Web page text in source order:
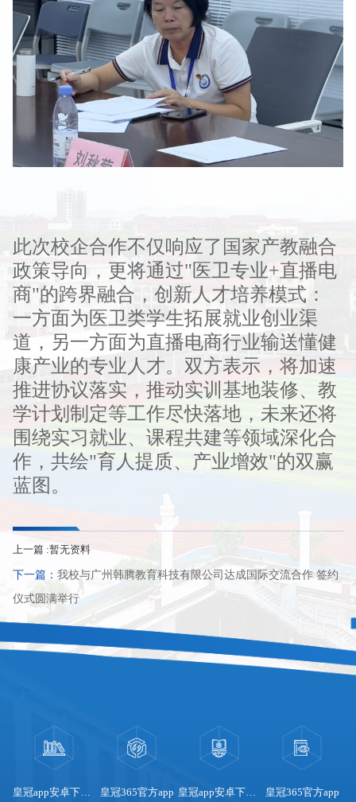
此次校企合作不仅响应了国家产教融合
政策导向，更将通过"医卫专业+直播电
商"的跨界融合，创新人才培养模式：
一方面为医卫类学生拓展就业创业渠
道，另一方面为直播电商行业输送懂健
康产业的专业人才。双方表示，将加速
推进协议落实，推动实训基地装修、教
学计划制定等工作尽快落地，未来还将
围绕实习就业、课程共建等领域深化合
作，共绘"育人提质、产业增效"的双赢
蓝图。
上一篇 :暂无资料
下一篇： 我校与广州韩腾教育科技有限公司达成国际交流合作 签约
仪式圆满举行
皇冠app安卓下载安装 皇冠365官方app 皇冠app安卓下载安装 皇冠365官方app